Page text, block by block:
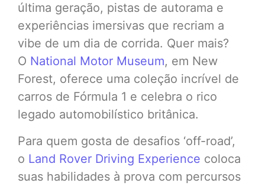
última geração, pistas de autorama e
experiências imersivas que recriam a
vibe de um dia de corrida. Quer mais?
O National Motor Museum, em New
Forest, oferece uma coleção incrível de
carros de Fórmula 1 e celebra o rico
legado automobilístico britânica.
Para quem gosta de desafios ‘off-road’,
o Land Rover Driving Experience coloca
suas habilidades à prova com percursos